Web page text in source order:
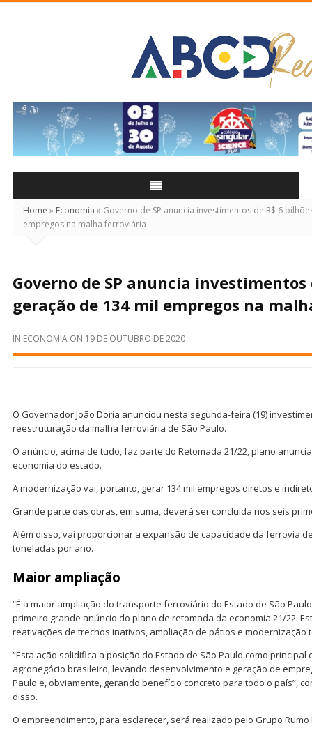
Real
Home » Economia » Governo de SP anuncia investimentos de R$ 6
empregos na malha ferroviária
Governo de SP anuncia investimentos
geração de 134 mil empregos na
IN ECONOMIA ON 19 DE OUTUBRO DE 2020
O Governador João Doria anunciou nesta segunda-feira (19)
reestruturação da malha ferroviária de São Paulo.
O anúncio, acima de tudo, faz parte do Retomada 21/22, plano
economia do estado.
A modernização vai, portanto, gerar 134 mil empregos diretos e
Grande parte das obras, em suma, deverá ser concluída nos seis
Além disso, vai proporcionar a expansão de capacidade da ferrovia
toneladas por ano.
Maior ampliação
“É a maior ampliação do transporte ferroviário do Estado de São
primeiro grande anúncio do plano de retomada da economia 21/22.
reativações de trechos inativos, ampliação de pátios e modernização
“Esta ação solidifica a posição do Estado de São Paulo como
agronegócio brasileiro, levando desenvolvimento e geração de
Paulo e, obviamente, gerando benefício concreto para todo o país”,
disso.
O empreendimento, para esclarecer, será realizado pelo Grupo Rumo